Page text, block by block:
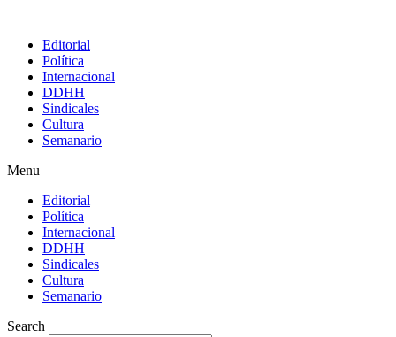
Editorial
Política
Internacional
DDHH
Sindicales
Cultura
Semanario
Menu
Editorial
Política
Internacional
DDHH
Sindicales
Cultura
Semanario
Search